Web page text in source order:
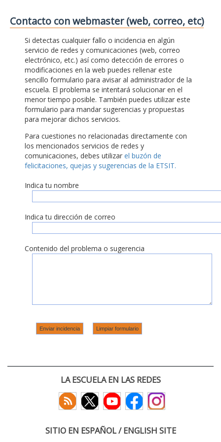
Contacto con webmaster (web, correo, etc)
Si detectas cualquier fallo o incidencia en algún
servicio de redes y comunicaciones (web, correo
electrónico, etc.) así como detección de errores o
modificaciones en la web puedes rellenar este
sencillo formulario para avisar al administrador de la
escuela. El problema se intentará solucionar en el
menor tiempo posible. También puedes utilizar este
formulario para mandar sugerencias y propuestas
para mejorar dichos servicios.
Para cuestiones no relacionadas directamente con
los mencionados servicios de redes y
comunicaciones, debes utilizar el buzón de
felicitaciones, quejas y sugerencias de la ETSIT.
Indica tu nombre
Indica tu dirección de correo
Contenido del problema o sugerencia
LA ESCUELA EN LAS REDES
SITIO EN ESPAÑOL / ENGLISH SITE